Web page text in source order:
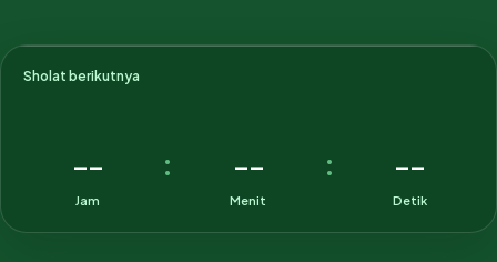
Sholat berikutnya
--
Jam
: --
Menit
: --
Detik